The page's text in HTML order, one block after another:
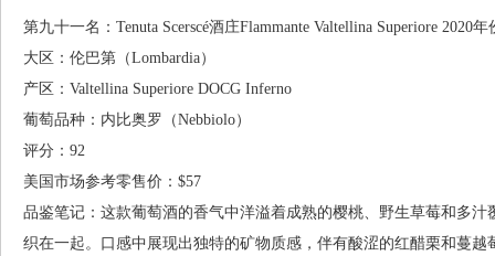
第九十一名：Tenuta Scerscé酒庄Flammante Valtellina Superiore 2020年
大区：伦巴第（Lombardia）
产区：Valtellina Superiore DOCG Inferno
葡萄品种：内比奥罗（Nebbiolo）
评分：92
美国市场参考零售价：$57
品鉴笔记：这款葡萄酒的香气中洋溢着成熟的樱桃、野生草莓和多
织在一起。口感中展现出独特的矿物质感，伴有酸涩的红醋栗和蔓